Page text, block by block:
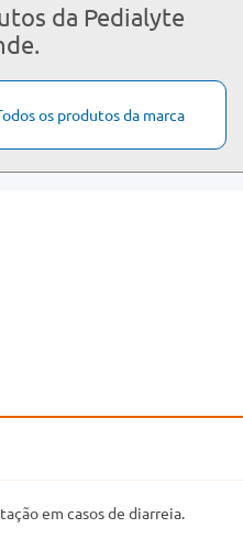
da Pedialyte
os produtos da marca
em casos de diarreia.